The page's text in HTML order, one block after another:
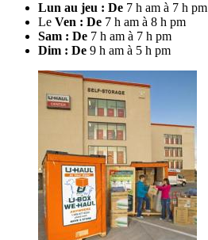
Lun au jeu : De 7 h am à 7 h pm
Le Ven : De 7 h am à 8 h pm
Sam : De 7 h am à 7 h pm
Dim : De 9 h am à 5 h pm